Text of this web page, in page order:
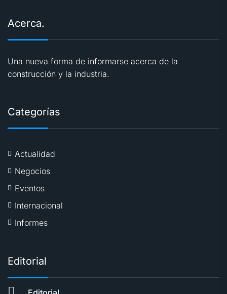
Acerca.
Una nueva forma de informarse acerca de la
construcción y la industria.
Categorías
Actualidad
Negocios
Eventos
Internacional
Informes
Editorial